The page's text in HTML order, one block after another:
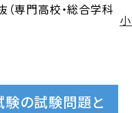
専門高校・総合学科
の試験問題と